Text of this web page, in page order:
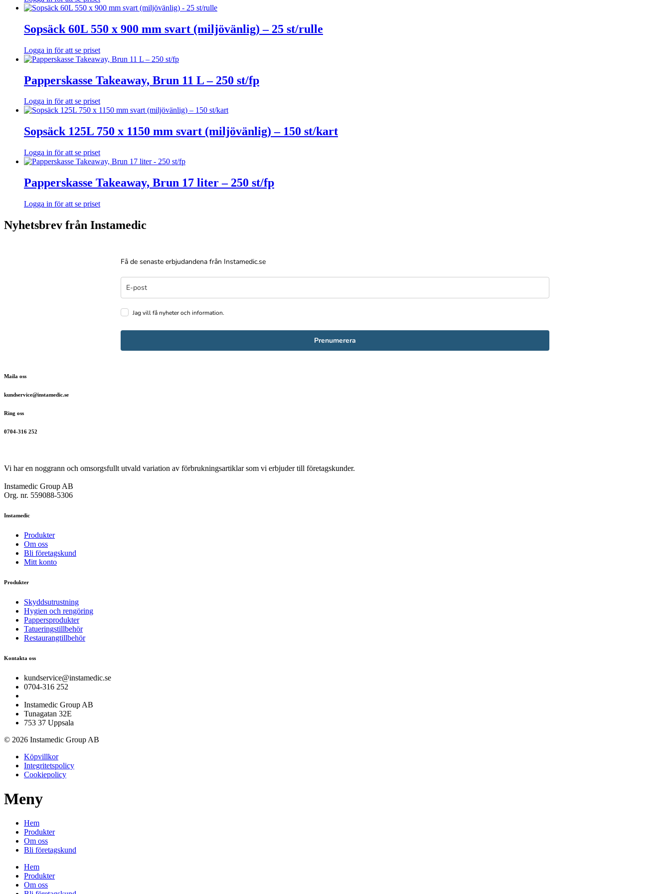
Sopsäck 60L 550 x 900 mm svart (miljövänlig) – 25 st/rulle
Logga in för att se priset
Papperskasse Takeaway, Brun 11 L – 250 st/fp
Logga in för att se priset
Sopsäck 125L 750 x 1150 mm svart (miljövänlig) – 150 st/kart
Logga in för att se priset
Papperskasse Takeaway, Brun 17 liter – 250 st/fp
Logga in för att se priset
Nyhetsbrev från Instamedic
Få de senaste erbjudandena från Instamedic.se
Jag vill få nyheter och information.
Prenumerera
Maila oss
kundservice@instamedic.se
Ring oss
0704-316 252
Vi har en noggrann och omsorgsfullt utvald variation av förbrukningsartiklar som vi erbjuder till företagskunder.
Instamedic Group AB
Org. nr. 559088-5306
Instamedic
Produkter
Om oss
Bli företagskund
Mitt konto
Produkter
Skyddsutrustning
Hygien och rengöring
Pappersprodukter
Tatueringstillbehör
Restaurangtillbehör
Kontakta oss
kundservice@instamedic.se
0704-316 252
Instamedic Group AB
Tunagatan 32E
753 37 Uppsala
© 2026 Instamedic Group AB
Köpvillkor
Integritetspolicy
Cookiepolicy
Meny
Hem
Produkter
Om oss
Bli företagskund
Hem
Produkter
Om oss